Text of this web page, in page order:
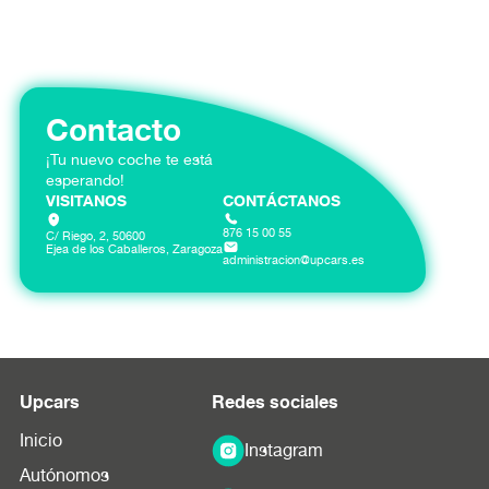
Contacto
¡Tu nuevo coche te está
esperando!
VISITANOS
C/ Riego, 2, 50600
Ejea de los Caballeros, Zaragoza
CONTÁCTANOS
876 15 00 55
administracion@upcars.es
Upcars
Inicio
Autónomos
Redes sociales
Instagram